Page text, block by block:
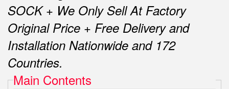
SOCK + We Only Sell At Factory
Original Price + Free Delivery and
Installation Nationwide and 172
Countries.
Main Contents